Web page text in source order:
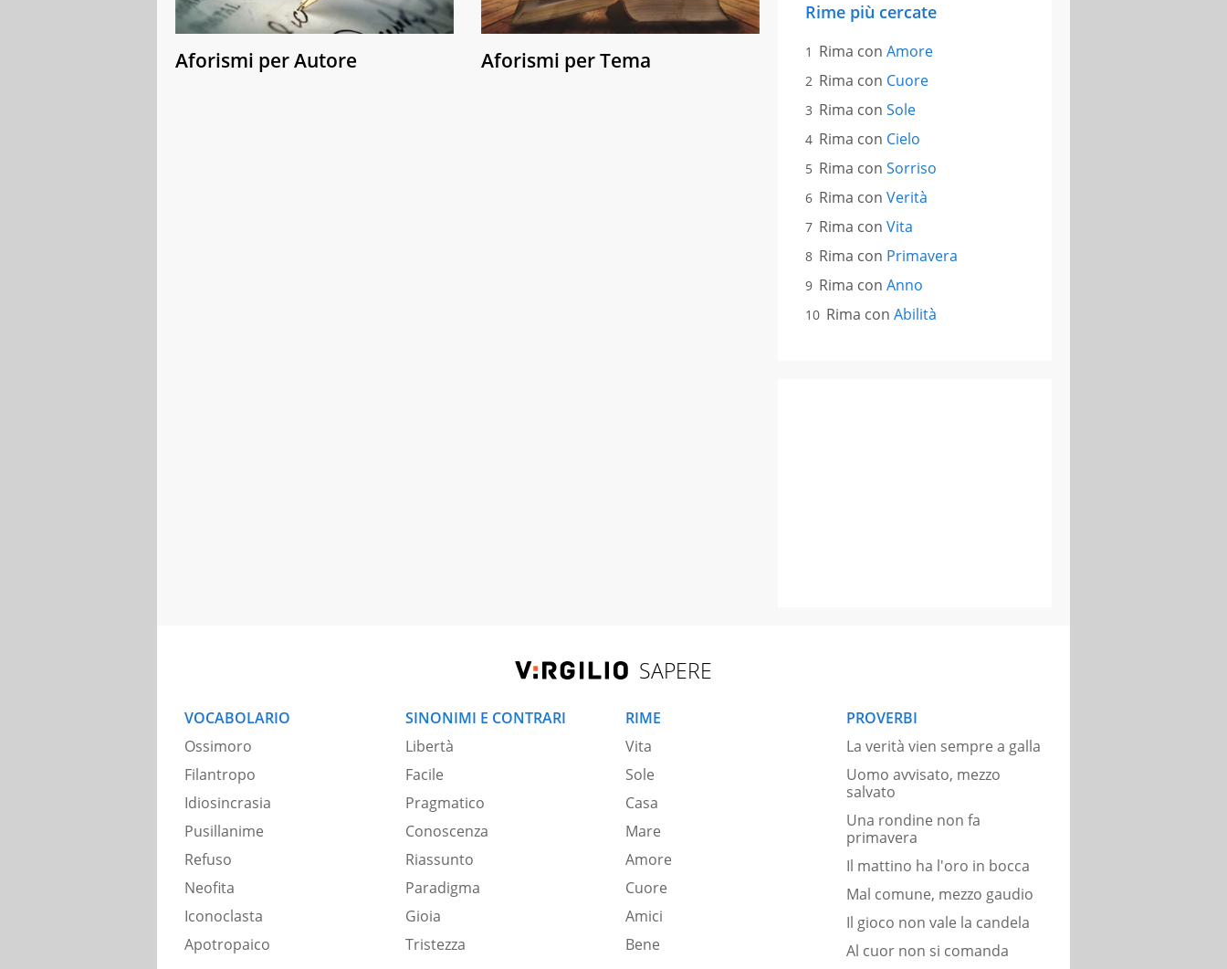
Aforismi per Autore Aforismi per Tema
Rime più cercate
Rima con Amore
Rima con Cuore
Rima con Sole
Rima con Cielo
Rima con Sorriso
Rima con Verità
Rima con Vita
Rima con Primavera
Rima con Anno
Rima con Abilità
SAPERE
VOCABOLARIO
Ossimoro
Filantropo
Idiosincrasia
Pusillanime
Refuso
Neofita
Iconoclasta
Apotropaico
SINONIMI E CONTRARI
Libertà
Facile
Pragmatico
Conoscenza
Riassunto
Paradigma
Gioia
Tristezza
RIME
Vita
Sole
Casa
Mare
Amore
Cuore
Amici
Bene
PROVERBI
La verità vien sempre a galla
Uomo avvisato, mezzo
salvato
Una rondine non fa
primavera
Il mattino ha l'oro in bocca
Mal comune, mezzo gaudio
Il gioco non vale la candela
Al cuor non si comanda